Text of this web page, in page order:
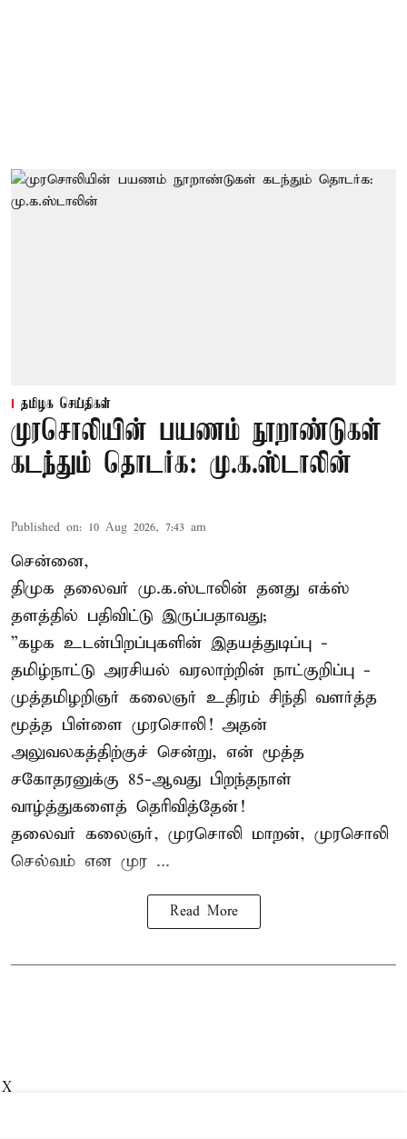
தமிழக செய்திகள்
முரசொலியின் பயணம் நூறாண்டுகள்
கடந்தும் தொடர்க: மு.க.ஸ்டாலின்
Published on: 10 Aug 2026, 7:43 am
சென்னை,
திமுக தலைவர் மு.க.ஸ்டாலின் தனது எக்ஸ்
தளத்தில் பதிவிட்டு இருப்பதாவது;
”கழக உடன்பிறப்புகளின் இதயத்துடிப்பு -
தமிழ்நாட்டு அரசியல் வரலாற்றின் நாட்குறிப்பு -
முத்தமிழறிஞர் கலைஞர் உதிரம் சிந்தி வளர்த்த
மூத்த பிள்ளை முரசொலி! அதன்
அலுவலகத்திற்குச் சென்று, என் மூத்த
சகோதரனுக்கு 85-ஆவது பிறந்தநாள்
வாழ்த்துகளைத் தெரிவித்தேன்!
தலைவர் கலைஞர், முரசொலி மாறன், முரசொலி
செல்வம் என முர ...
Read More
X